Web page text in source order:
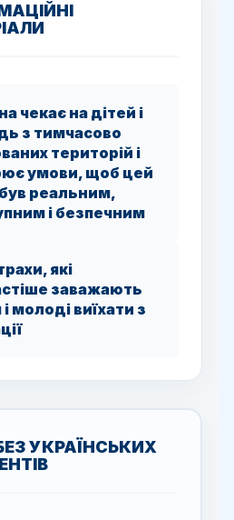
чекає на дітей і
з тимчасово
територій і
умови, щоб цей
реальним,
і безпечним
які
заважають
молоді виїхати з
УКРАЇНСЬКИХ